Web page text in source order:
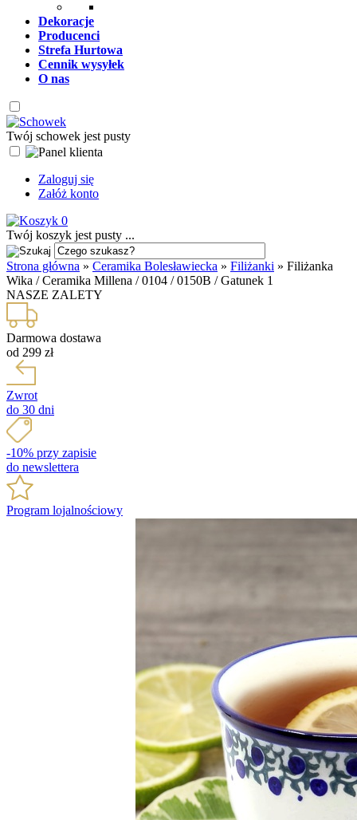
Dekoracje
Producenci
Strefa Hurtowa
Cennik wysyłek
O nas
Twój schowek jest pusty
Zaloguj się
Załóż konto
0
Twój koszyk jest pusty ...
Strona główna » Ceramika Bolesławiecka » Filiżanki » Filiżanka
Wika / Ceramika Millena / 0104 / 0150B / Gatunek 1
NASZE ZALETY
Darmowa dostawa
od 299 zł
Zwrot
do 30 dni
-10% przy zapisie
do newslettera
Program lojalnościowy